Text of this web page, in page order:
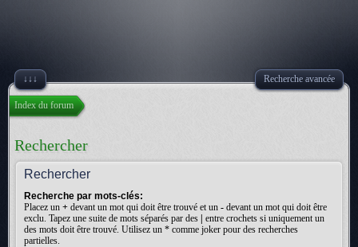
↓↓↓ Recherche avancée
Index du forum
Rechercher
Rechercher
Recherche par mots-clés:
Placez un + devant un mot qui doit être trouvé et un - devant un mot qui doit être
exclu. Tapez une suite de mots séparés par des
entre crochets si uniquement un
des mots doit être trouvé. Utilisez un * comme joker pour des recherches
partielles.